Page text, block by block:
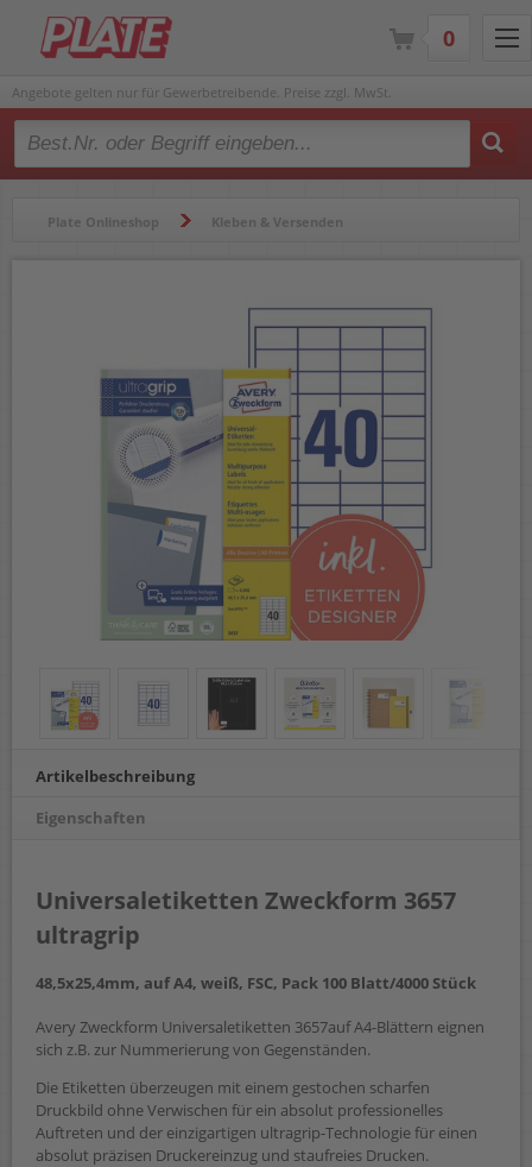
Angebote gelten nur für Gewerbetreibende. Preise zzgl. MwSt.
Type 2 or more characters for results.
Plate Onlineshop Kleben & Versenden
Universaletiketten Zweckform 3657 ultragrip
Artikelbeschreibung
Eigenschaften
Universaletiketten Zweckform 3657
ultragrip
48,5x25,4mm, auf A4, weiß, FSC, Pack 100 Blatt/4000 Stück
Avery Zweckform Universaletiketten 3657auf A4-Blättern eignen
sich z.B. zur Nummerierung von Gegenständen.
Die Etiketten überzeugen mit einem gestochen scharfen
Druckbild ohne Verwischen für ein absolut professionelles
Auftreten und der einzigartigen ultragrip-Technologie für einen
absolut präzisen Druckereinzug und staufreies Drucken.
0